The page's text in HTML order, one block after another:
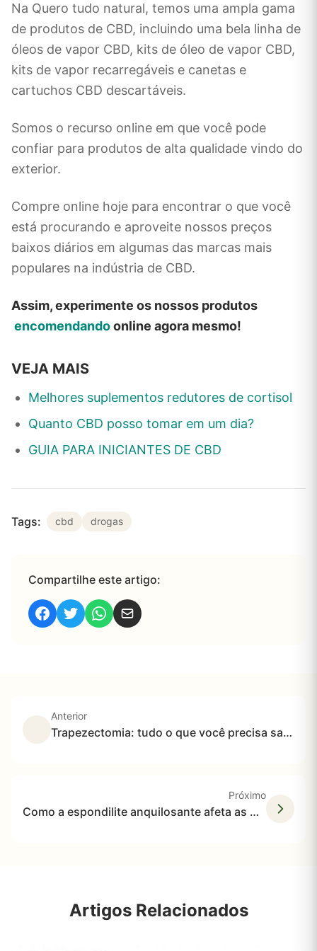
Na Quero tudo natural, temos uma ampla gama
de produtos de CBD, incluindo uma bela linha de
óleos de vapor CBD, kits de óleo de vapor CBD,
kits de vapor recarregáveis ​​e canetas e
cartuchos CBD descartáveis.
Somos o recurso online em que você pode
confiar para produtos de alta qualidade vindo do
exterior.
Compre online hoje para encontrar o que você
está procurando e aproveite nossos preços
baixos diários em algumas das marcas mais
populares na indústria de CBD.
Assim, experimente os nossos produtos
encomendandoonline agora mesmo!
VEJA MAIS
Melhores suplementos redutores de cortisol
Quanto CBD posso tomar em um dia?
GUIA PARA INICIANTES DE CBD
Tags: cbd drogas
Compartilhe este artigo:
Anterior
Trapezectomia: tudo o que você precisa saber
Próximo
Como a espondilite anquilosante afeta as mulheres de maneira diferente
Artigos Relacionados